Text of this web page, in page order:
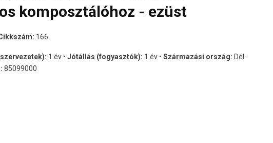
komposztálóhoz - ezüst
166
1 év • Jótállás (fogyasztók): 1 év • Származási ország: Dél-
85099000